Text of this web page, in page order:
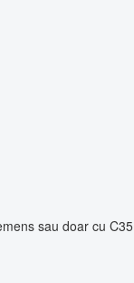
sau doar cu C35